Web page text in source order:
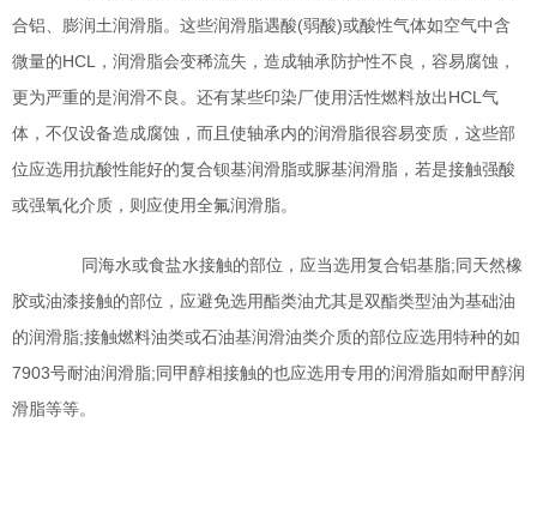
合铝、膨润土润滑脂。这些润滑脂遇酸(弱酸)或酸性气体如空气中含
微量的HCL，润滑脂会变稀流失，造成轴承防护性不良，容易腐蚀，
更为严重的是润滑不良。还有某些印染厂使用活性燃料放出HCL气
体，不仅设备造成腐蚀，而且使轴承内的润滑脂很容易变质，这些部
位应选用抗酸性能好的复合钡基润滑脂或脲基润滑脂，若是接触强酸
或强氧化介质，则应使用全氟润滑脂。
同海水或食盐水接触的部位，应当选用复合铝基脂;同天然橡
胶或油漆接触的部位，应避免选用酯类油尤其是双酯类型油为基础油
的润滑脂;接触燃料油类或石油基润滑油类介质的部位应选用特种的如
7903号耐油润滑脂;同甲醇相接触的也应选用专用的润滑脂如耐甲醇润
滑脂等等。